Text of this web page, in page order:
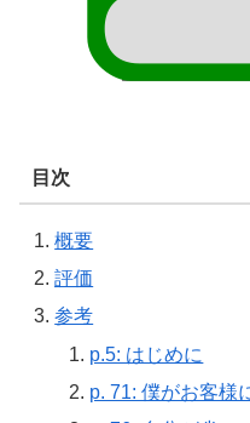
目次
概要
評価
参考
p.5: はじめに
p. 71: 僕がお客様